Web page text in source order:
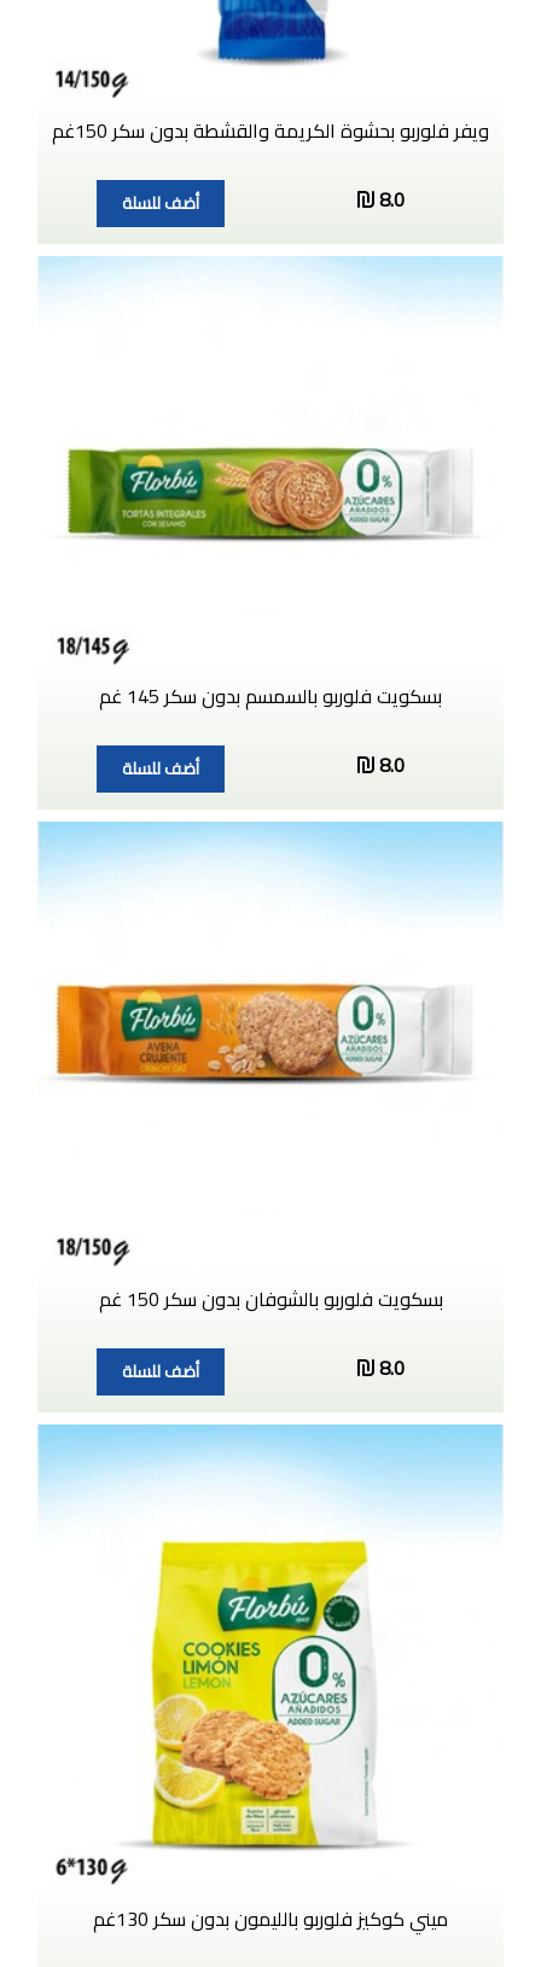
ويفر فلوربو بحشوة الكريمة والقشطة بدون سكر 150غم
8.0
أضف للسلة
بسكويت فلوربو بالسمسم بدون سكر 145 غم
8.0
أضف للسلة
بسكويت فلوربو بالشوفان بدون سكر 150 غم
8.0
أضف للسلة
ميني كوكيز فلوربو بالليمون بدون سكر 130غم